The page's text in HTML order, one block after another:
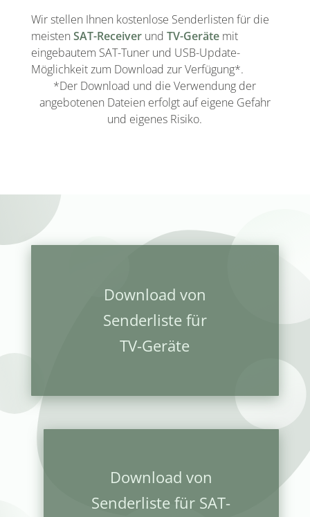
Wir stellen Ihnen kostenlose Senderlisten für die
meisten SAT-Receiverund TV-Gerätemit
eingebautem SAT-Tuner und USB-Update-
Möglichkeit zum Download zur Verfügung*.
*Der Download und die Verwendung der
angebotenen Dateien erfolgt auf eigene Gefahr
und eigenes Risiko.
Download von
Senderliste für
TV-Geräte
Download von
Senderliste für SAT-